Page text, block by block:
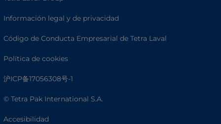
Información legal y de privacidad
Código de Conducta Empresarial de Tetra Laval
Política de cookies
沪ICP备17056308号-1
© Tetra Pak International S.A.
Accesibilidad